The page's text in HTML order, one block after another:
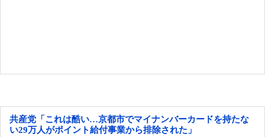
共産党「これは酷い…京都市でマイナンバーカードを持たな
い29万人がポイント給付事業から排除された」